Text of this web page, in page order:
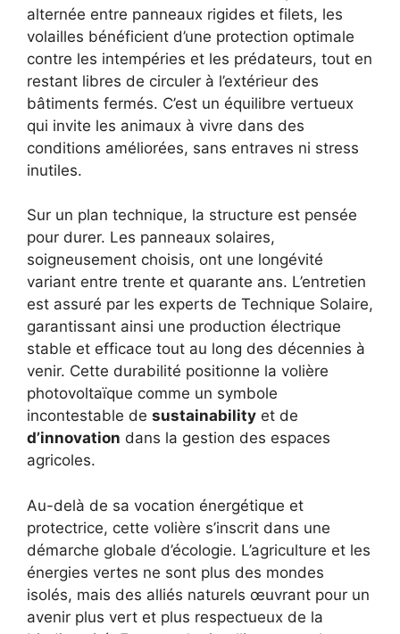
alternée entre panneaux rigides et filets, les
volailles bénéficient d’une protection optimale
contre les intempéries et les prédateurs, tout en
restant libres de circuler à l’extérieur des
bâtiments fermés. C’est un équilibre vertueux
qui invite les animaux à vivre dans des
conditions améliorées, sans entraves ni stress
inutiles.
Sur un plan technique, la structure est pensée
pour durer. Les panneaux solaires,
soigneusement choisis, ont une longévité
variant entre trente et quarante ans. L’entretien
est assuré par les experts de Technique Solaire,
garantissant ainsi une production électrique
stable et efficace tout au long des décennies à
venir. Cette durabilité positionne la volière
photovoltaïque comme un symbole
incontestable de sustainability et de
d’innovation dans la gestion des espaces
agricoles.
Au-delà de sa vocation énergétique et
protectrice, cette volière s’inscrit dans une
démarche globale d’écologie. L’agriculture et les
énergies vertes ne sont plus des mondes
isolés, mais des alliés naturels œuvrant pour un
avenir plus vert et plus respectueux de la